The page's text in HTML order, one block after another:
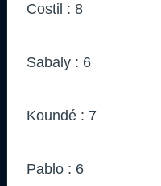
Costil : 8
Sabaly : 6
Koundé : 7
Pablo : 6